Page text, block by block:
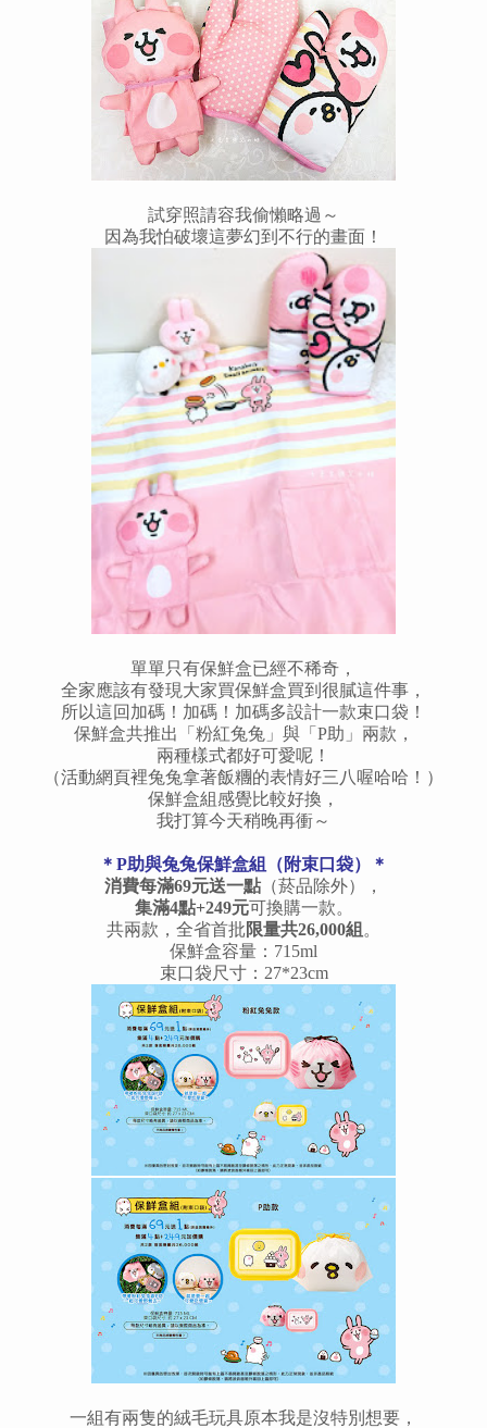
試穿照請容我偷懶略過～
因為我怕破壞這夢幻到不行的畫面！
單單只有保鮮盒已經不稀奇，
全家應該有發現大家買保鮮盒買到很膩這件事，
所以這回加碼！加碼！加碼多設計一款束口袋！
保鮮盒共推出「粉紅兔兔」與「P助」兩款，
兩種樣式都好可愛呢！
（活動網頁裡兔兔拿著飯糰的表情好三八喔哈哈！）
保鮮盒組感覺比較好換，
我打算今天稍晚再衝～
＊P助與兔兔保鮮盒組（附束口袋）＊
消費每滿69元送一點 （菸品除外），
集滿4點+249元可換購一款。
共兩款，全省首批限量共26,000組 。
保鮮盒容量：715ml
束口袋尺寸：27*23cm
一組有兩隻的絨毛玩具原本我是沒特別想要，